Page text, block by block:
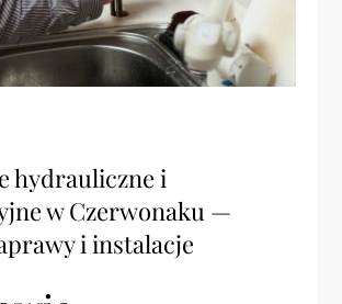
hydrauliczne i
w Czerwonaku —
i instalacje